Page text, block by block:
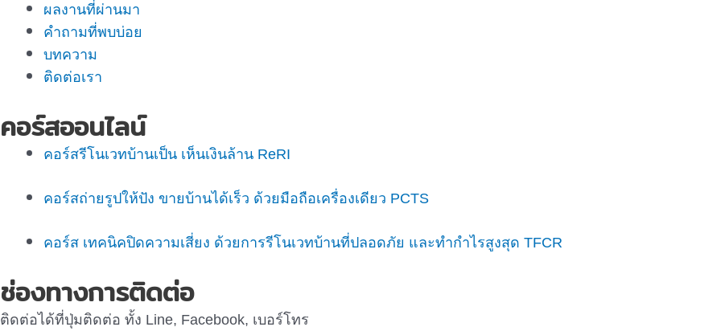
ผลงานที่ผ่านมา
คำถามที่พบบ่อย
บทความ
ติดต่อเรา
คอร์สออนไลน์
คอร์สรีโนเวทบ้านเป็น เห็นเงินล้าน ReRI
คอร์สถ่ายรูปให้ปัง ขายบ้านได้เร็ว ด้วยมือถือเครื่องเดียว PCTS
คอร์ส เทคนิคปิดความเสี่ยง ด้วยการรีโนเวทบ้านที่ปลอดภัย และทำกำไรสูงสุด TFCR
ช่องทางการติดต่อ
ติดต่อได้ที่ปุ่มติดต่อ ทั้ง Line, Facebook, เบอร์โทร